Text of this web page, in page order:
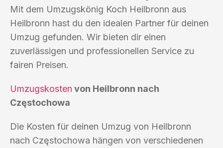
Mit dem Umzugskönig Koch Heilbronn aus
Heilbronn hast du den idealen Partner für deinen
Umzug gefunden. Wir bieten dir einen
zuverlässigen und professionellen Service zu
fairen Preisen.
Umzugskosten von Heilbronn nach
Częstochowa
Die Kosten für deinen Umzug von Heilbronn
nach Częstochowa hängen von verschiedenen